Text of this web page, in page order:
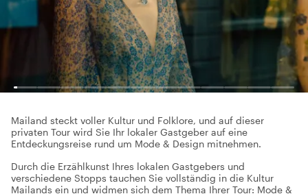
Mailand steckt voller Kultur und Folklore, und auf dieser
privaten Tour wird Sie Ihr lokaler Gastgeber auf eine
Entdeckungsreise rund um Mode & Design mitnehmen.
Durch die Erzählkunst Ihres lokalen Gastgebers und
verschiedene Stopps tauchen Sie vollständig in die Kultur
Mailands ein und widmen sich dem Thema Ihrer Tour: Mode &